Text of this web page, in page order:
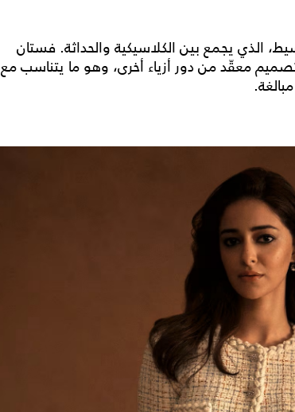
الذي يجمع بين الكلاسيكية والحداثة. فستان
معقّد من دور أزياء أخرى، وهو ما يتناسب مع